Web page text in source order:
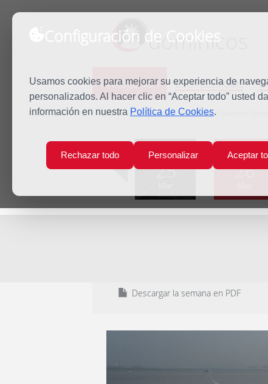
Configuración de Cookies
Usamos cookies para mejorar su experiencia de
personalizados. Al hacer clic en “Aceptar todo” usted
información en nuestra Política de Cookies.
Rechazar todo Personalizar Aceptar
dominicos
Predicación Espiritualidad
Inicio Predicación Martes de la Semana Santa
Lun
25
Mar
26
Descargar la semana en PDF